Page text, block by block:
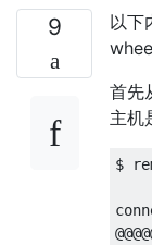
9
以下
首先
主机
$